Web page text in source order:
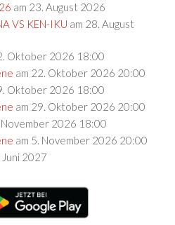
am 23. August 2026
VS KEN-IKU am 28. August
Oktober 2026 18:00
am 22. Oktober 2026 20:00
Oktober 2026 18:00
am 29. Oktober 2026 20:00
November 2026 18:00
am 5. November 2026 20:00
Juni 2027